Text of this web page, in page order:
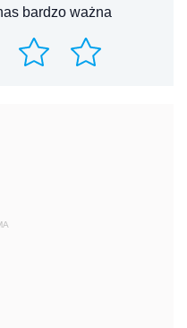
bardzo ważna